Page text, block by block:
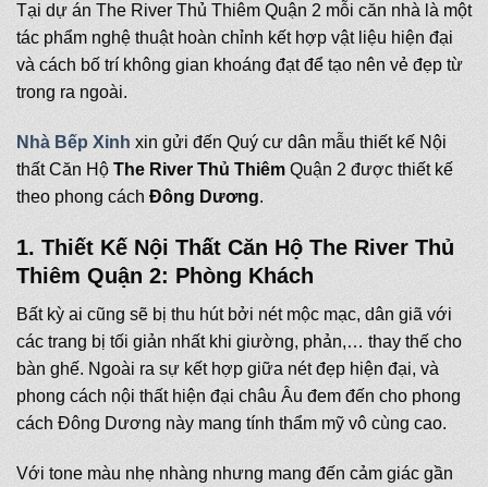
Tại dự án The River Thủ Thiêm Quận 2 mỗi căn nhà là một
tác phẩm nghệ thuật hoàn chỉnh kết hợp vật liệu hiện đại
và cách bố trí không gian khoáng đạt để tạo nên vẻ đẹp từ
trong ra ngoài.
Nhà Bếp Xinh xin gửi đến Quý cư dân mẫu thiết kế Nội
thất Căn Hộ The River Thủ Thiêm Quận 2 được thiết kế
theo phong cách Đông Dương.
1. Thiết Kế Nội Thất Căn Hộ The River Thủ
Thiêm Quận 2: Phòng Khách
Bất kỳ ai cũng sẽ bị thu hút bởi nét mộc mạc, dân giã với
các trang bị tối giản nhất khi giường, phản,… thay thế cho
bàn ghế. Ngoài ra sự kết hợp giữa nét đẹp hiện đại, và
phong cách nội thất hiện đại châu Âu đem đến cho phong
cách Đông Dương này mang tính thẩm mỹ vô cùng cao.
Với tone màu nhẹ nhàng nhưng mang đến cảm giác gần